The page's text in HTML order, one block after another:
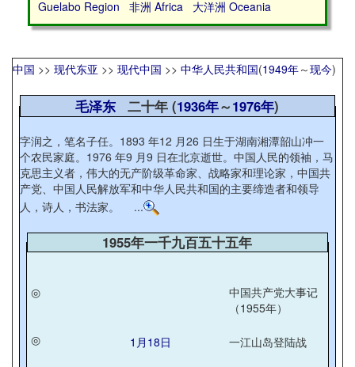
Guelabo Region
非洲 Africa 大洋洲 Oceania
中国 >> 现代东亚 >> 现代中国 >> 中华人民共和国(1949年～现今)
毛泽东 二十年 (1936年～1976年)
字润之，笔名子任。1893 年12 月26 日生于湖南湘潭韶山冲一
个农民家庭。1976 年9 月9 日在北京逝世。中国人民的领袖，马
克思主义者，伟大的无产阶级革命家、战略家和理论家，中国共
产党、中国人民解放军和中华人民共和国的主要缔造者和领导
人，诗人，书法家。 ...
1955年一千九百五十五年
◎
中国共产党大事记
（1955年）
◎
1月18日 一江山岛登陆战